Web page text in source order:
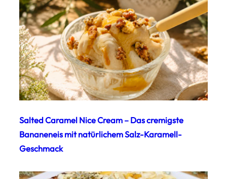
Salted Caramel Nice Cream – Das cremigste
Bananeneis mit natürlichem Salz-Karamell-
Geschmack